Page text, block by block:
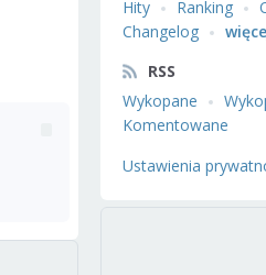
Hity
Ranking
Changelog
RSS
Wykopane
Komentowane
Ustawienia